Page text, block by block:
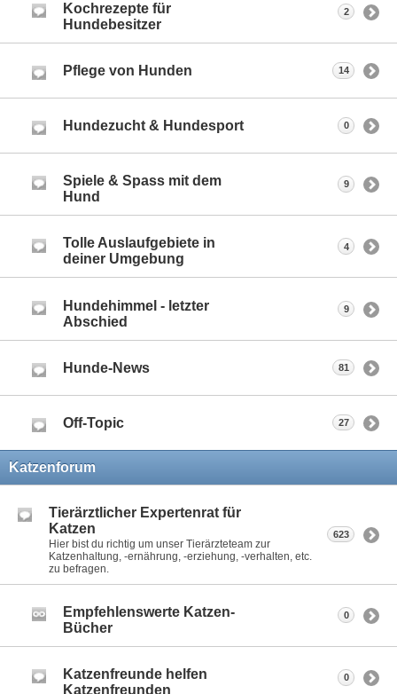
Kochrezepte für
Hundebesitzer
2
Pflege von Hunden 14
Hundezucht & Hundesport 0
Spiele & Spass mit dem
Hund
9
Tolle Auslaufgebiete in
deiner Umgebung
4
Hundehimmel - letzter
Abschied
9
Hunde-News 81
Off-Topic 27
Katzenforum
Tierärztlicher Expertenrat für
Katzen
Hier bist du richtig um unser Tierärzteteam zur
Katzenhaltung, -ernährung, -erziehung, -verhalten, etc.
zu befragen.
623
Empfehlenswerte Katzen-
Bücher
0
Katzenfreunde helfen
Katzenfreunden
0